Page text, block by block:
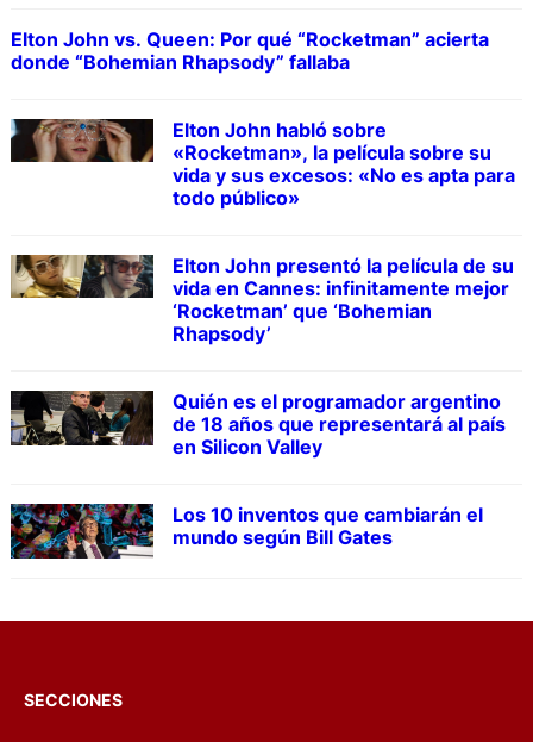
Elton John vs. Queen: Por qué “Rocketman” acierta
donde “Bohemian Rhapsody” fallaba
Elton John habló sobre
«Rocketman», la película sobre su
vida y sus excesos: «No es apta para
todo público»
Elton John presentó la película de su
vida en Cannes: infinitamente mejor
‘Rocketman’ que ‘Bohemian
Rhapsody’
Quién es el programador argentino
de 18 años que representará al país
en Silicon Valley
Los 10 inventos que cambiarán el
mundo según Bill Gates
SECCIONES